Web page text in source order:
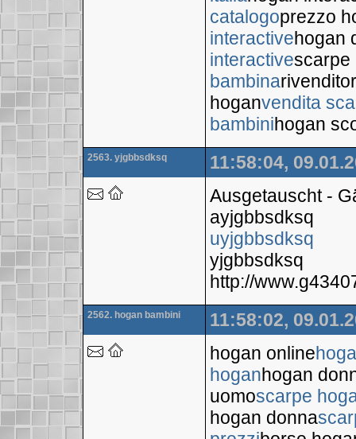
catalogoprezzo
interactivehogan
interactivescarpe
bambina
hoganvendita
bambinihogan
2563. yjgbbsdksq
11:58:04,
Ausgetauscht -
ayjgbbsdksq
uyjgbbsdksq
yjgbbsdksq
http://
2562. hogan bambini
11:58:02,
hogan online
hoganhogan
uomoscarpe
hogan donna